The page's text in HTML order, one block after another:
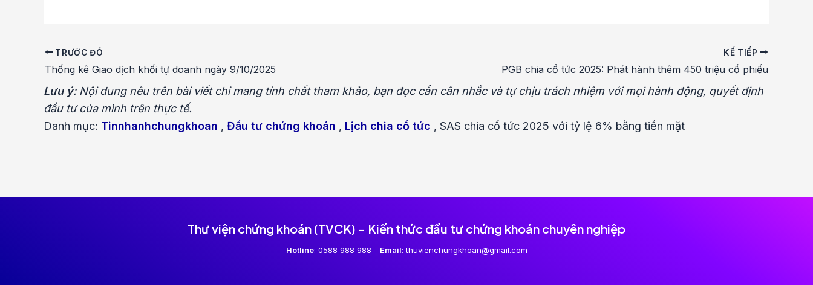
Điều
hướng
bài
viết
TRƯỚC ĐÓ
Thống kê Giao dịch khối tự doanh ngày 9/10/2025
KẾ TIẾP
PGB chia cổ tức 2025: Phát hành thêm 450 triệu cổ phiếu
Lưu ý: Nội dung nêu trên bài viết chỉ mang tính chất tham khảo, bạn đọc cần cân nhắc và tự chịu trách nhiệm với mọi hành động, quyết định
đầu tư của mình trên thực tế.
Danh mục: Tinnhanhchungkhoan , Đầu tư chứng khoán , Lịch chia cổ tức , SAS chia cổ tức 2025 với tỷ lệ 6% bằng tiền mặt
Thư viện chứng khoán (TVCK) - Kiến thức đầu tư chứng khoán chuyên nghiệp
Hotline: 0588 988 988 - Email: thuvienchungkhoan@gmail.com